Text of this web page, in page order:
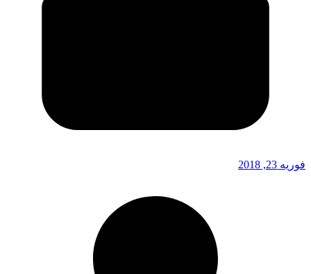
فوریه 23, 2018